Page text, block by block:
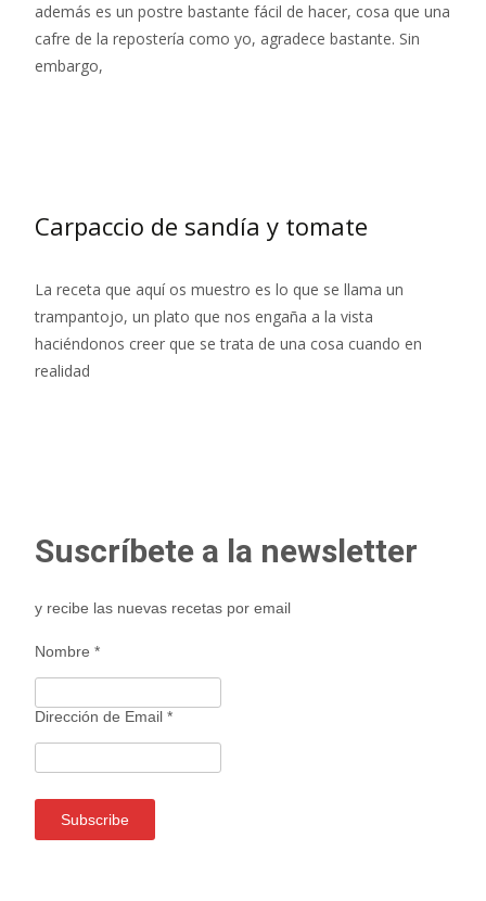
además es un postre bastante fácil de hacer, cosa que una
cafre de la repostería como yo, agradece bastante. Sin
embargo,
Carpaccio de sandía y tomate
La receta que aquí os muestro es lo que se llama un
trampantojo, un plato que nos engaña a la vista
haciéndonos creer que se trata de una cosa cuando en
realidad
Suscríbete a la newsletter
y recibe las nuevas recetas por email
Nombre *
Dirección de Email *